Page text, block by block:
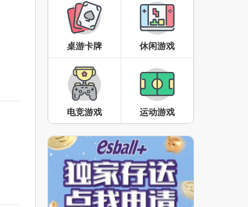
桌游卡牌 休闲游戏
电竞游戏 运动游戏